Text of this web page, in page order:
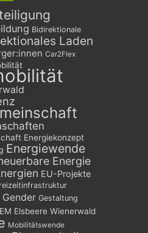
Bidirektionale
Laden
Car2Flex
Energiekonzept
Energiewende
Energie
EU-Projekte
Gender Gestaltung
Elsbeere Wienerwald
Mobilitätswende